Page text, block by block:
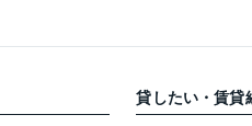
貸したい・賃貸